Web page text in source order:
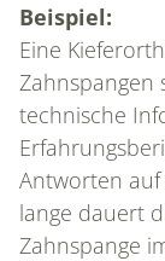
Beispiel:
Eine
Zahnspangen
technische
Antworten auf
lange dauert
Zahnspange